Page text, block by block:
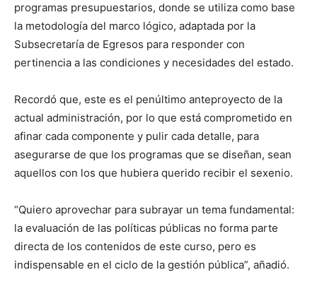
programas presupuestarios, donde se utiliza como base
la metodología del marco lógico, adaptada por la
Subsecretaría de Egresos para responder con
pertinencia a las condiciones y necesidades del estado.
Recordó que, este es el penúltimo anteproyecto de la
actual administración, por lo que está comprometido en
afinar cada componente y pulir cada detalle, para
asegurarse de que los programas que se diseñan, sean
aquellos con los que hubiera querido recibir el sexenio.
“Quiero aprovechar para subrayar un tema fundamental:
la evaluación de las políticas públicas no forma parte
directa de los contenidos de este curso, pero es
indispensable en el ciclo de la gestión pública”, añadió.